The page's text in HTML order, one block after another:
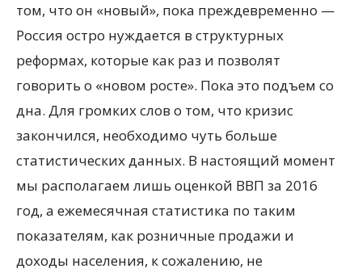
том, что он «новый», пока преждевременно —
Россия остро нуждается в структурных
реформах, которые как раз и позволят
говорить о «новом росте». Пока это подъем со
дна. Для громких слов о том, что кризис
закончился, необходимо чуть больше
статистических данных. В настоящий момент
мы располагаем лишь оценкой ВВП за 2016
год, а ежемесячная статистика по таким
показателям, как розничные продажи и
доходы населения, к сожалению, не